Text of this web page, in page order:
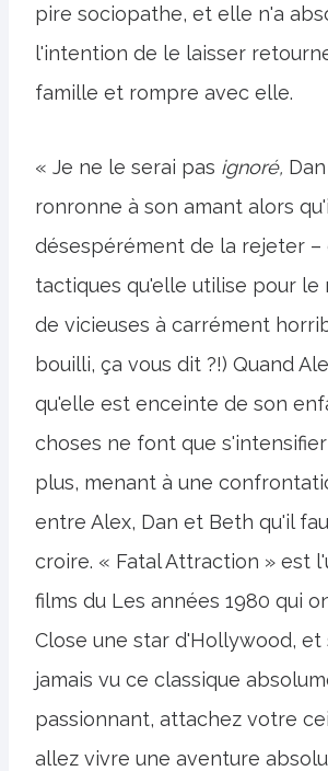
pire sociopathe, et elle n'a
l'intention de le laisser
famille et rompre avec elle.
« Je ne le serai pas ignoré,
ronronne à son amant alors
désespérément de la rejeter –
tactiques qu'elle utilise pour
de vicieuses à carrément
bouilli, ça vous dit ?!) Quand
qu'elle est enceinte de son
choses ne font que
plus, menant à une
entre Alex, Dan et Beth qu'il
croire. « Fatal Attraction » est
films du Les années 1980 qui
Close une star d'Hollywood, et
jamais vu ce classique
passionnant, attachez votre
allez vivre une aventure